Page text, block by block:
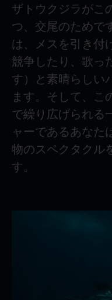
ザトウクジラがこ
つ、交尾のためで
は、メスを引き付
競争したり、歌っ
す）と素晴らしい
ます。そして、こ
で繰り広げられる
ャーであるあなた
物のスペクタクル
す。